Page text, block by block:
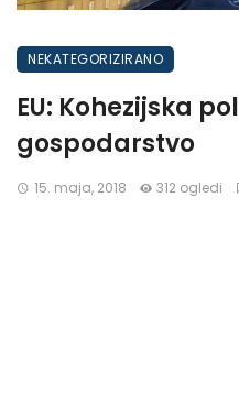
NEKATEGORIZIRANO
EU: Kohezijska
gospodarstvo
15. maja, 2018 312 ogledi